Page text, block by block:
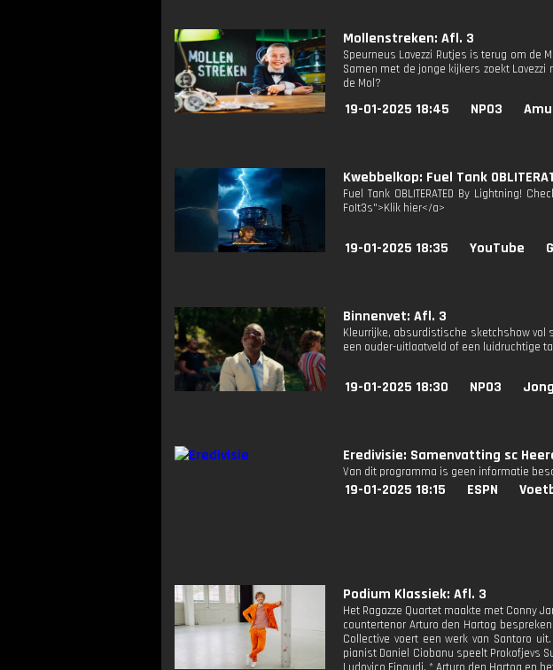
Mollenstreken: Afl. 3
Speurneus Lavezzi Rutjes is terug om de
Samen met de jonge kijkers zoekt
de Mol?
19-01-2025 18:45 NPO3
Kwebbelkop: Fuel Tank
Fuel Tank OBLITERATED By Lightning!
FoIt3s">Klik hier</a>
19-01-2025 18:35 YouTube
Binnenvet: Afl. 3
Kleurrijke, absurdistische sketchshow
een ouder-uitlaatveld of een luidruchtige
19-01-2025 18:30 NPO3
Eredivisie: Samenvatting sc
Van dit programma is geen informatie
19-01-2025 18:15 ESPN
Podium Klassiek: Afl. 3
Het Ragazze Quartet maakte met Conny
countertenor Arturo den Hartog
Collective voert een werk van Santoro
pianist Daniel Ciobanu speelt Prokofjevs